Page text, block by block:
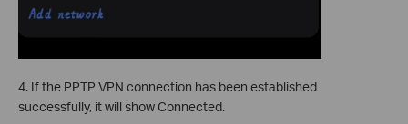
4. If the PPTP VPN connection has been established
successfully, it will show Connected.